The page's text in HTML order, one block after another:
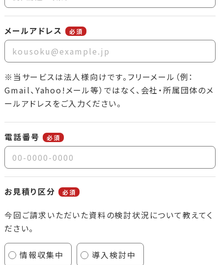
メールアドレス 必須
※当サービスは法人様向けです。フリーメール（例：
Gmail、Yahoo!メール等）ではなく、会社・所属団体のメ
ールアドレスをご入力ください。
電話番号 必須
お見積り区分 必須
今回ご請求いただいた資料の検討状況について教えてく
ださい。
情報収集中 導入検討中